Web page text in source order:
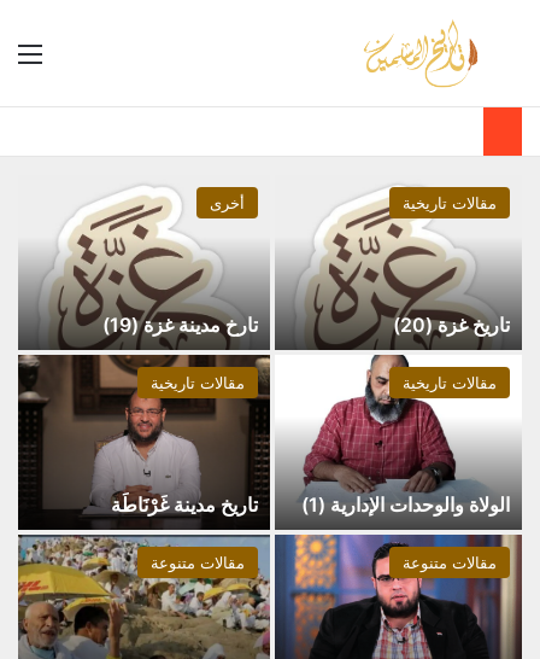
مقالات تاريخية
تاريخ غزة (20)
أخرى
تارخ مدينة غزة (19)
مقالات تاريخية
الولاة والوحدات الإدارية (1)
مقالات تاريخية
تاريخ مدينة غَرْنَاطَة
مقالات متنوعة مقالات متنوعة